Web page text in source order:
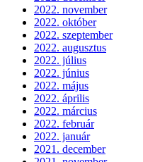
2022. november
2022. október
2022. szeptember
2022. augusztus
2022. július
2022. június
2022. május
2022. április
2022. március
2022. február
2022. január
2021. december